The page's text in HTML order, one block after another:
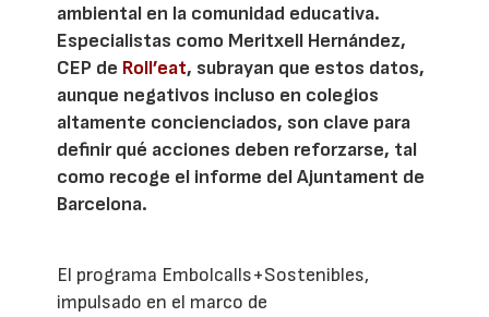
ambiental en la comunidad educativa.
Especialistas como Meritxell Hernández,
CEP de Roll’eat, subrayan que estos datos,
aunque negativos incluso en colegios
altamente concienciados, son clave para
definir qué acciones deben reforzarse, tal
como recoge el informe del Ajuntament de
Barcelona.
El programa Embolcalls+Sostenibles,
impulsado en el marco de